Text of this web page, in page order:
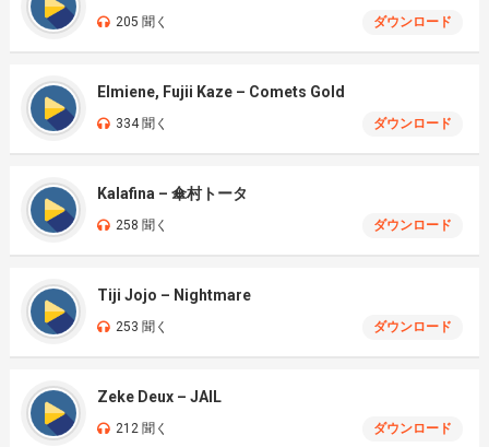
205 聞く ダウンロード
Elmiene, Fujii Kaze – Comets Gold
334 聞く ダウンロード
Kalafina – 傘村トータ
258 聞く ダウンロード
Tiji Jojo – Nightmare
253 聞く ダウンロード
Zeke Deux – JAIL
212 聞く ダウンロード